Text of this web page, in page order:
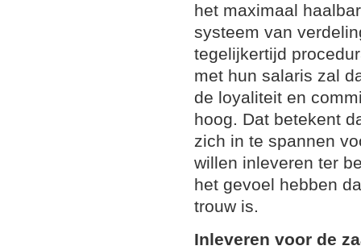
het maximaal
systeem van
tegelijkertijd
met hun salaris zal
de loyaliteit en
hoog. Dat betekent
zich in te spannen
willen inleveren ter
het gevoel hebben
trouw is.
Inleveren voor de